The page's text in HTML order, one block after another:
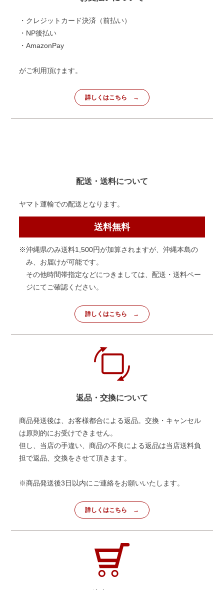
・クレジットカード決済（前払い）
・NP後払い
・AmazonPay
がご利用頂けます。
詳しくはこちら
配送・送料について
ヤマト運輸での配送となります。
送料無料
※沖縄県のみ送料1,500円が加算されますが、沖縄本島の
み、お届けが可能です。
その他時間帯指定などにつきましては、配送・送料ペー
ジにてご確認ください。
詳しくはこちら
返品・交換について
商品発送後は、お客様都合による返品。交換・キャンセル
は原則的にお受けできません。
但し、当店の手違い、商品の不良による返品は当店送料負
担で返品、交換をさせて頂きます。
※商品発送後3日以内にご連絡をお願いいたします。
詳しくはこちら